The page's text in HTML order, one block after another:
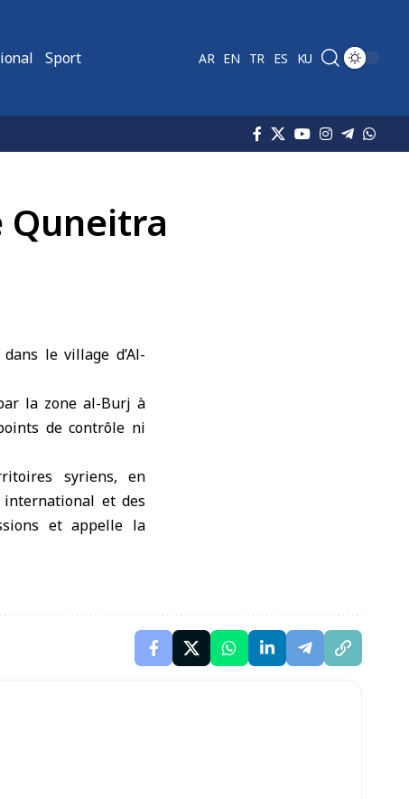
Sport AR EN TR ES KU
Quneitra
le village d’Al-
la zone al-Burj à
de contrôle ni
syriens, en
international et des
et appelle la